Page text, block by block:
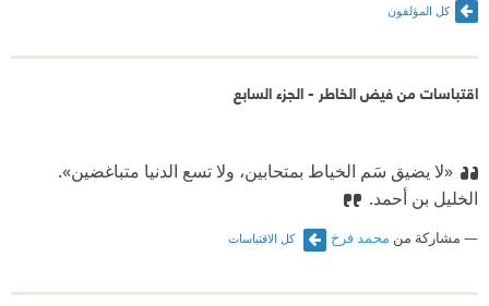
كل المؤلفون
اقتباسات من فيض الخاطر - الجزء السابع
«لا يضيق سَم الخياط بمتحابين، ولا تسع الدنيا متباغضين».
الخليل بن أحمد.
مشاركة من محمد فرخ كل الاقتباسات